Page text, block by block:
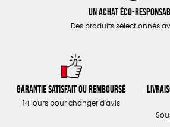
Un achat éco-
Des produits sélectionnés
Garantie satisfait ou remboursé
14 jours pour changer d'avis